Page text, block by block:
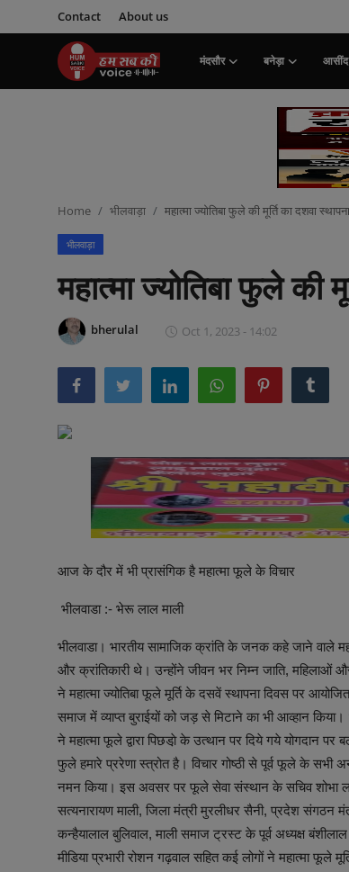
Contact About us
मंदसौर बनेड़ा आसींद
Home भीलवाड़ा महात्मा ज्योतिबा फुले की मूर्ति का दशवा
भीलवाड़ा
महात्मा ज्योतिबा फुले की
bherulal Oct 1, 2023 - 14:02
आज के दौर में भी प्रासंगिक है महात्मा फूले के विचार
भीलवाडा :- भेरू लाल माली
भीलवाडा। भारतीय सामाजिक क्रांति के जनक कहे जाने वाले
और क्रांतिकारी थे। उन्होंने जीवन भर निम्न जाति, महिलाओं
ने महात्मा ज्योतिबा फूले मूर्ति के दसवें स्थापना दिवस पर
समाज में व्याप्त बुराईयों को जड़ से मिटाने का भी आव्हान
ने महात्मा फूले द्वारा पिछडा़े के उत्थान पर दिये गये योगदान
फुले हमारे प्ररेणा स्त्रोत है। विचार गोष्ठी से पूर्व फूले के सभी
नमन किया। इस अवसर पर फूले सेवा संस्थान के सचिव शोभा
सत्यनारायण माली, जिला मंत्री मुरलीधर सैनी, प्रदेश संगठन
कन्हैयालाल बुलिवाल, माली समाज ट्रस्ट के पूर्व अध्यक्ष
मीडिया प्रभारी रोशन गढ़वाल सहित कई लोगों ने महात्मा फूले